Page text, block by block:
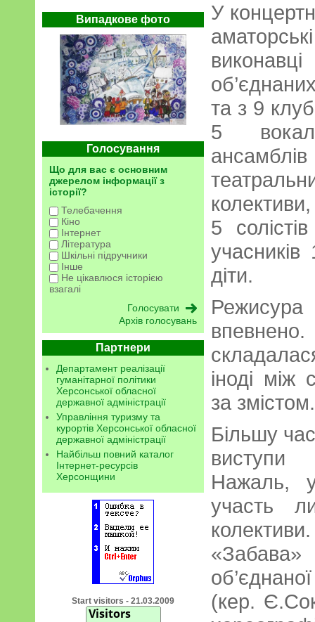
Випадкове фото
Голосування
Що для вас є основним
джерелом інформації з
історії?
Телебачення
Кіно
Інтернет
Література
Шкільні підручники
Інше
Не цікавлюся історією
взагалі
Архів голосувань
Партнери
Департамент реалізації
гуманітарної політики
Херсонської обласної
державної адміністрації
Управління туризму та
курортів Херсонської обласної
державної адміністрації
Найбільш повний каталог
Інтернет-ресурсів
Херсонщини
Start visitors - 21.03.2009
У
та з 9
5
5
діти.
Режисура
іноді між
за змістом.
Більшу
виступи
Нажаль,
участь
(кер.